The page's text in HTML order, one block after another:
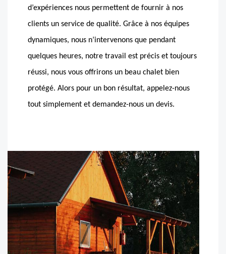
d’expériences nous permettent de fournir à nos
clients un service de qualité. Grâce à nos équipes
dynamiques, nous n’intervenons que pendant
quelques heures, notre travail est précis et toujours
réussi, nous vous offrirons un beau chalet bien
protégé. Alors pour un bon résultat, appelez-nous
tout simplement et demandez-nous un devis.